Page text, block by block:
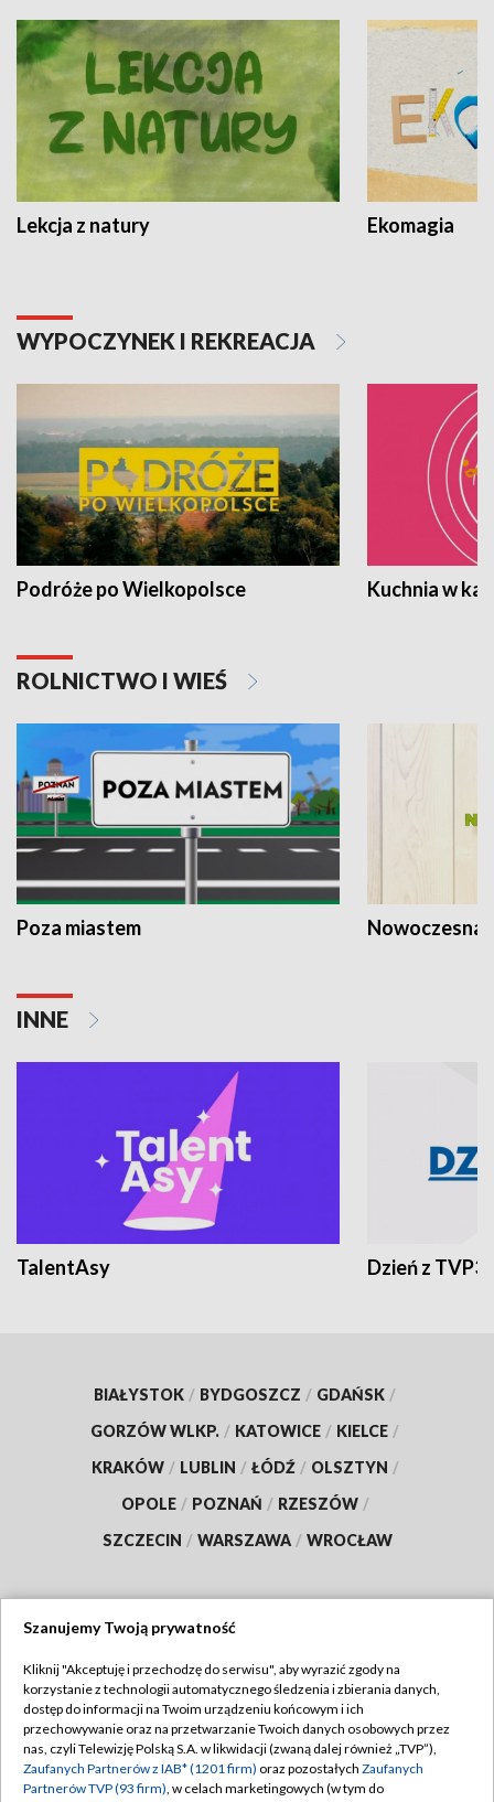
Lekcja z natury Ekomagia
WYPOCZYNEK I REKREACJA
Podróże po Wielkopolsce Kuchnia w
ROLNICTWO I WIEŚ
Poza miastem Nowoczesna
INNE
TalentAsy Dzień z TVP3
BIAŁYSTOK / BYDGOSZCZ / GDAŃSK /
GORZÓW WLKP. / KATOWICE / KIELCE /
KRAKÓW / LUBLIN / ŁÓDŹ / OLSZTYN /
OPOLE / POZNAŃ / RZESZÓW /
SZCZECIN / WARSZAWA / WROCŁAW
TVP
Abonament TVP
Emisja w TVP
Regulamin TVP
Polityka prywatności
Szanujemy Twoją prywatność
Kliknij "Akceptuję i przechodzę do serwisu", aby wyrazić zgody na
korzystanie z technologii automatycznego śledzenia i zbierania danych,
dostęp do informacji na Twoim urządzeniu końcowym i ich
przechowywanie oraz na przetwarzanie Twoich danych osobowych przez
nas, czyli Telewizję Polską S.A. w likwidacji (zwaną dalej również „TVP”),
Zaufanych Partnerów z IAB* (1201 firm) oraz pozostałych Zaufanych
Partnerów TVP (93 firm), w celach marketingowych (w tym do